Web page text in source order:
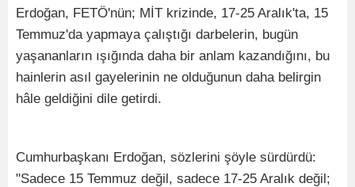
Erdoğan, FETÖ'nün; MİT krizinde, 17-25 Aralık'ta, 15
Temmuz'da yapmaya çalıştığı darbelerin, bugün
yaşananların ışığında daha bir anlam kazandığını, bu
hainlerin asıl gayelerinin ne olduğunun daha belirgin
hâle geldiğini dile getirdi.
Cumhurbaşkanı Erdoğan, sözlerini şöyle sürdürdü:
"Sadece 15 Temmuz değil, sadece 17-25 Aralık değil;